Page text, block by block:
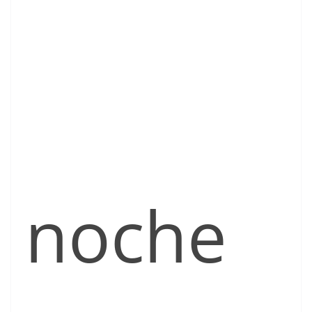
noche